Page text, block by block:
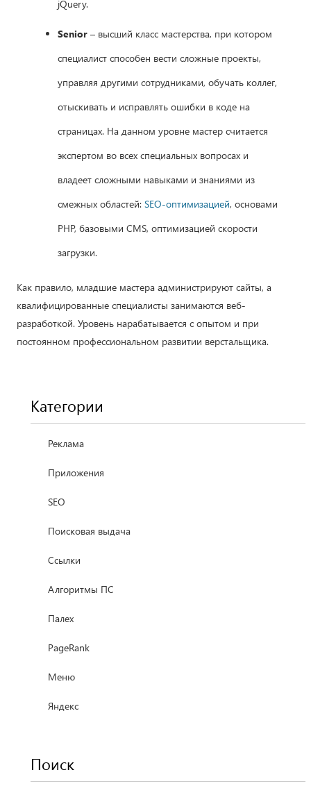
jQuery.
Senior – высший класс мастерства, при котором
специалист способен вести сложные проекты,
управляя другими сотрудниками, обучать коллег,
отыскивать и исправлять ошибки в коде на
страницах. На данном уровне мастер считается
экспертом во всех специальных вопросах и
владеет сложными навыками и знаниями из
смежных областей: SEO-оптимизацией, основами
PHP, базовыми CMS, оптимизацией скорости
загрузки.
Как правило, младшие мастера администрируют сайты, а
квалифицированные специалисты занимаются веб-
разработкой. Уровень нарабатывается с опытом и при
постоянном профессиональном развитии верстальщика.
Категории
Реклама
Приложения
SEO
Поисковая выдача
Ссылки
Алгоритмы ПС
Палех
PageRank
Меню
Яндекс
Поиск